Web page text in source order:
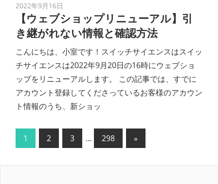
2022年9月16日
【ウェブショップリニューアル】引
き継がれない情報と確認方法
こんにちは、小室です！スイッチサイエンスはスイッ
チサイエンスは2022年9月20日の16時にウェブショ
ップをリニューアルします。 この記事では、すでに
アカウント登録してくださっているお客様のアカウン
ト情報のうち、新ショッ
投
1 2 3 … 298
次
の
記
»